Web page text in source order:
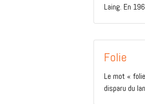
Laing. En
Folie
Le mot «
disparu du